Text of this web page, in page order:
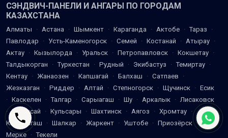
СЭНДВИЧ-ПАНЕЛИ И АНГАРЫ ПО ГОРОДАМ
КАЗАХСТАНА
Алматы · Астана · Шымкент · Караганда · Актобе · Тараз
·
Павлодар
· Усть-Каменогорск · Семей · Костанай · Атырау ·
Актау · Кызылорда · Уральск · Петропавловск · Кокшетау ·
Талдыкорган
· Туркестан · Рудный · Экибастуз · Темиртау ·
Кентау · Жанаозен · Капшагай · Балхаш · Сатпаев
·
Жезказган
· Риддер · Алтай · Степногорск · Щучинск · Есик
· Каскелен · Талгар · Сарыагаш · Шу · Аркалык ·
Лисаковск
· Жетысай · Кульсары · Шахтинск · Аягоз · Хромтау ·
Кандыагаш
· Шалкар · Жаркент · Уштобе · Приозёрск ·
Мерке · Текели